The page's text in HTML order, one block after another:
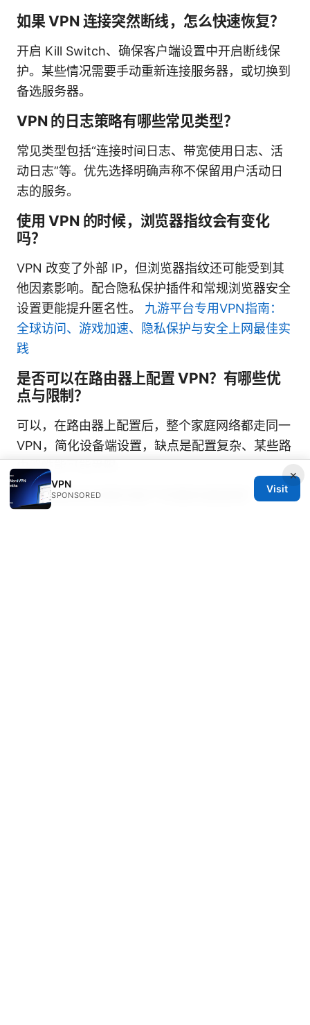
如果 VPN 连接突然断线，怎么快速恢复？
开启 Kill Switch、确保客户端设置中开启断线保
护。某些情况需要手动重新连接服务器，或切换到
备选服务器。
VPN 的日志策略有哪些常见类型？
常见类型包括“连接时间日志、带宽使用日志、活
动日志”等。优先选择明确声称不保留用户活动日
志的服务。
使用 VPN 的时候，浏览器指纹会有变化
吗？
VPN 改变了外部 IP，但浏览器指纹还可能受到其
他因素影响。配合隐私保护插件和常规浏览器安全
设置更能提升匿名性。 九游平台专用VPN指南：
全球访问、游戏加速、隐私保护与安全上网最佳实
践
是否可以在路由器上配置 VPN？有哪些优
点与限制？
可以，在路由器上配置后，整个家庭网络都走同一
VPN，简化设备端设置，缺点是配置复杂、某些路
由器性能可能受限。
如何选择适合国内用户的服务器国家？
×
VPN
SPONSORED
Visit